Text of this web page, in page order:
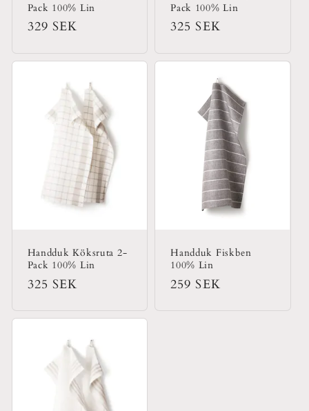
Pack 100% Lin
Ordinarie
329 SEK
Pack 100% Lin
Ordinarie
325 SEK
Handduk Köksruta 2-
Pack 100% Lin
Ordinarie
325 SEK
Handduk Fiskben
100% Lin
Ordinarie
259 SEK